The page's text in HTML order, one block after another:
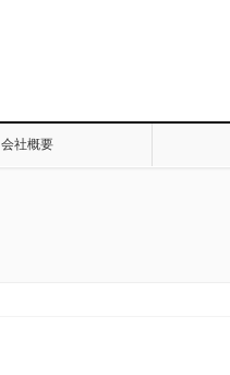
会社概要